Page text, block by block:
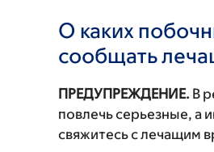
О каких
сообщать
ПРЕДУПРЕЖДЕНИЕ. В
повлечь серьезные, а
свяжитесь с лечащим